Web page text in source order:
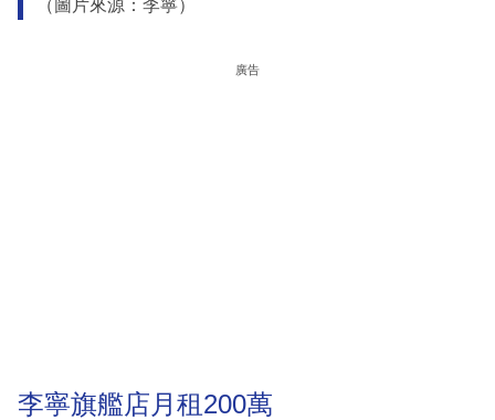
（圖片來源：李寧）
廣告
李寧旗艦店月租200萬